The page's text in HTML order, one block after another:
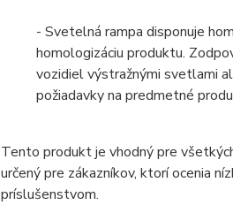
- Svetelná rampa disponuje
homologizáciu produktu.
vozidiel výstražnými svetlami
požiadavky na predmetné
Tento produkt je vhodný pre
určený pre zákazníkov, ktorí ocenia
príslušenstvom.